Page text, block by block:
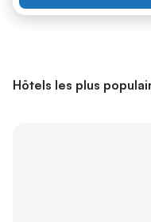
Hôtels les plus